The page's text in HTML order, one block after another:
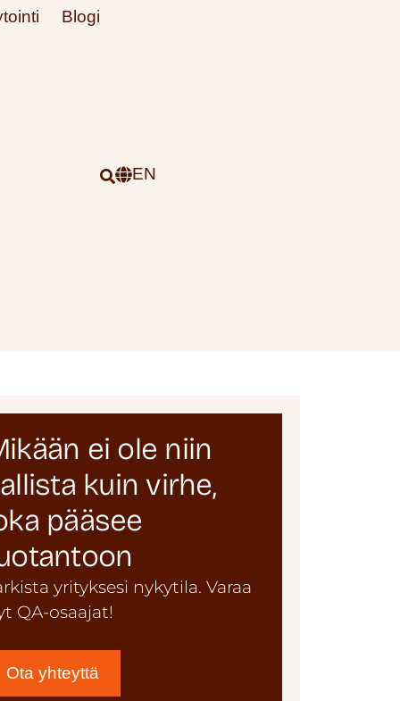
Blogi
EN
ei ole niin
kuin virhe,
pääsee
yrityksesi nykytila. Varaa
QA-osaajat!
Ota yhteyttä